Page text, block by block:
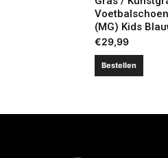
(MG) Kids
€29,99
Bestellen